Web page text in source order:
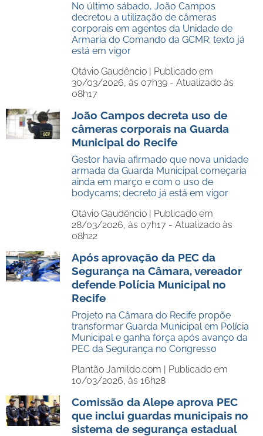
No último sábado, João Campos
decretou a utilização de câmeras
corporais em agentes da Unidade de
Armaria do Comando da GCMR; texto já
está em vigor
Otávio Gaudêncio | Publicado em
30/03/2026, às 07h39 - Atualizado às
08h17
João Campos decreta uso de
câmeras corporais na Guarda
Municipal do Recife
Gestor havia afirmado que nova unidade
armada da Guarda Municipal começaria
ainda em março e com o uso de
bodycams; decreto já está em vigor
Otávio Gaudêncio | Publicado em
28/03/2026, às 07h17 - Atualizado às
08h22
Após aprovação da PEC da
Segurança na Câmara, vereador
defende Polícia Municipal no
Recife
Projeto na Câmara do Recife propõe
transformar Guarda Municipal em Polícia
Municipal e ganha força após avanço da
PEC da Segurança no Congresso
Plantão Jamildo.com | Publicado em
10/03/2026, às 16h28
Comissão da Alepe aprova PEC
que inclui guardas municipais no
sistema de segurança estadual